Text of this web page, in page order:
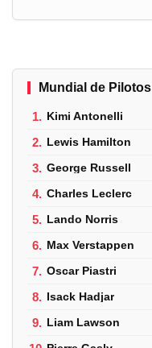
Mundial de Pilotos
1. Kimi Antonelli
2. Lewis Hamilton
3. George Russell
4. Charles Leclerc
5. Lando Norris
6. Max Verstappen
7. Oscar Piastri
8. Isack Hadjar
9. Liam Lawson